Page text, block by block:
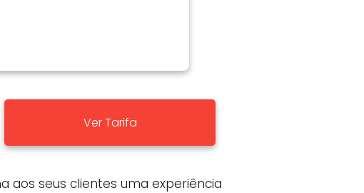
Ver Tarifa
aos seus clientes uma experiência